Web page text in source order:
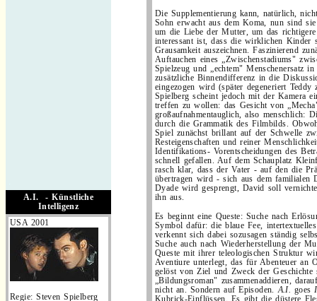
A.I. - Künstliche
Intelligenz
USA 2001
Regie: Steven Spielberg
Die Supplementierung kann, natürlich,
Sohn erwacht aus dem Koma, nun sind
um die Liebe der Mutter, um das
interessant ist, dass die wirklichen Kinder
Grausamkeit auszeichnen. Faszinierend
Auftauchen eines „Zwischenstadiums"
Spielzeug und „echtem" Menschenersatz
zusätzliche Binnendifferenz in die
eingezogen wird (später degeneriert
Spielberg scheint jedoch mit der Kamera
treffen zu wollen: das Gesicht von
großaufnahmentauglich, also menschlich:
durch die Grammatik des Filmbilds.
Spiel zunächst brillant auf der Schwelle
Resteigenschaften und reiner
Identifikations- Vorentscheidungen des
schnell gefallen. Auf dem Schauplatz
rasch klar, dass der Vater - auf den die
übertragen wird - sich aus dem familialen
Dyade wird gesprengt, David soll
ihn aus.
Es beginnt eine Queste: Suche nach
Symbol dafür: die blaue Fee,
verkennt sich dabei sozusagen ständig
Suche auch nach Wiederherstellung der
Queste mit ihrer teleologischen Struktur
Aventiure unterlegt, das für Abenteuer an
gelöst von Ziel und Zweck der
„Bildungsroman" zusammenaddieren,
nicht an. Sondern auf Episoden.A.I. goes